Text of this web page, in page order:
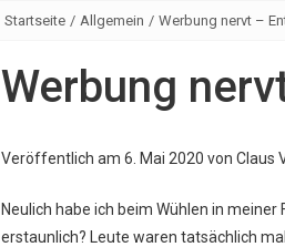
Startseite / Allgemein / Werbung nervt –
Werbung
Veröffentlich am 6. Mai 2020 von Claus
Neulich habe ich beim Wühlen in
erstaunlich? Leute waren tatsächlich